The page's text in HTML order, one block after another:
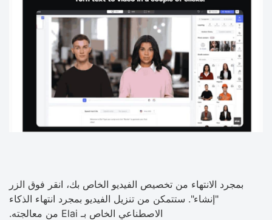
بمجرد الانتهاء من تخصيص الفيديو الخاص بك، انقر فوق الزر
"إنشاء". ستتمكن من تنزيل الفيديو بمجرد انتهاء الذكاء
الاصطناعي الخاص بـ Elai من معالجته.